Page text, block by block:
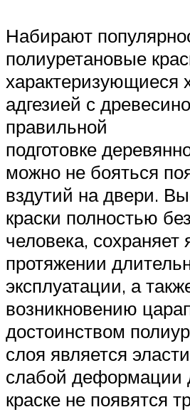
Набирают
полиуретановые
характеризующиеся
адгезией с
правильной
подготовке
можно не бояться
вздутий на двери.
краски полностью
человека, сохраняет
протяжении
эксплуатации, а
возникновению
достоинством
слоя является
слабой деформации
краске не появятся